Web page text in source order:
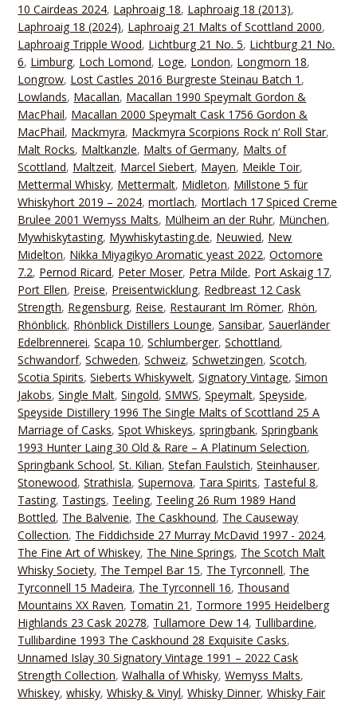
10 Cairdeas 2024, Laphroaig 18, Laphroaig 18 (2013),
Laphroaig 18 (2024), Laphroaig 21 Malts of Scottland 2000,
Laphroaig Tripple Wood, Lichtburg 21 No. 5, Lichtburg 21 No.
6, Limburg, Loch Lomond, Loge, London, Longmorn 18,
Longrow, Lost Castles 2016 Burgreste Steinau Batch 1 ,
Lowlands, Macallan, Macallan 1990 Speymalt Gordon &
MacPhail, Macallan 2000 Speymalt Cask 1756 Gordon &
MacPhail, Mackmyra, Mackmyra Scorpions Rock n‘ Roll Star,
Malt Rocks, Maltkanzle, Malts of Germany, Malts of
Scottland, Maltzeit, Marcel Siebert, Mayen, Meikle Toir,
Mettermal Whisky, Mettermalt, Midleton, Millstone 5 für
Whiskyhort 2019 – 2024,mortlach, Mortlach 17 Spiced Creme
Brulee 2001 Wemyss Malts, Mülheim an der Ruhr, München,
Mywhiskytasting, Mywhiskytasting.de, Neuwied, New
Midelton, Nikka Miyagikyo Aromatic yeast 2022,Octomore
7.2, Pernod Ricard, Peter Moser, Petra Milde, Port Askaig 17,
Port Ellen, Preise, Preisentwicklung, Redbreast 12 Cask
Strength, Regensburg, Reise, Restaurant Im Römer, Rhön,
Rhönblick, Rhönblick Distillers Lounge,Sansibar,Sauerländer
Edelbrennerei,Scapa 10,Schlumberger,Schottland,
Schwandorf,Schweden,Schweiz,Schwetzingen,Scotch,
Scotia Spirits,Sieberts Whiskywelt,Signatory Vintage,Simon
Jakobs,Single Malt,Singold,SMWS,Speymalt,Speyside,
Speyside Distillery 1996 The Single Malts of Scottland 25 A
Marriage of Casks,Spot Whiskeys,springbank,Springbank
1993 Hunter Laing 30 Old & Rare – A Platinum Selection,
Springbank School,St. Kilian,Stefan Faulstich,Steinhauser,
Stonewood,Strathisla,Supernova, Tara Spirits, Tasteful 8,
Tasting, Tastings, Teeling, Teeling 26 Rum 1989 Hand
Bottled, The Balvenie, The Caskhound, The Causeway
Collection, The Fiddichside 27 Murray McDavid 1997 - 2024,
The Fine Art of Whiskey, The Nine Springs, The Scotch Malt
Whisky Society, The Tempel Bar 15, The Tyrconnell, The
Tyrconnell 15 Madeira, The Tyrconnell 16, Thousand
Mountains XX Raven, Tomatin 21 , Tormore 1995 Heidelberg
Highlands 23 Cask 20278, Tullamore Dew 14, Tullibardine,
Tullibardine 1993 The Caskhound 28 Exquisite Casks,
Unnamed Islay 30 Signatory Vintage 1991 – 2022 Cask
Strength Collection,Walhalla of Whisky,Wemyss Malts,
Whiskey,whisky,Whisky & Vinyl,Whisky Dinner,Whisky Fair